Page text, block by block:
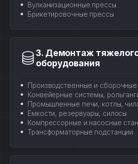
Вулканизационные прессы
Брикетировочные прессы
3. Демонтаж
оборудования
Производственные и сборочные
Конвейерные системы,
Промышленные печи, котлы,
Емкости, резервуары, силосы
Компрессорные и насосные
Трансформаторные подстанции